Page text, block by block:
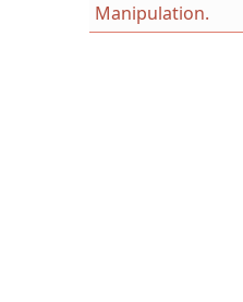
Manipulation.